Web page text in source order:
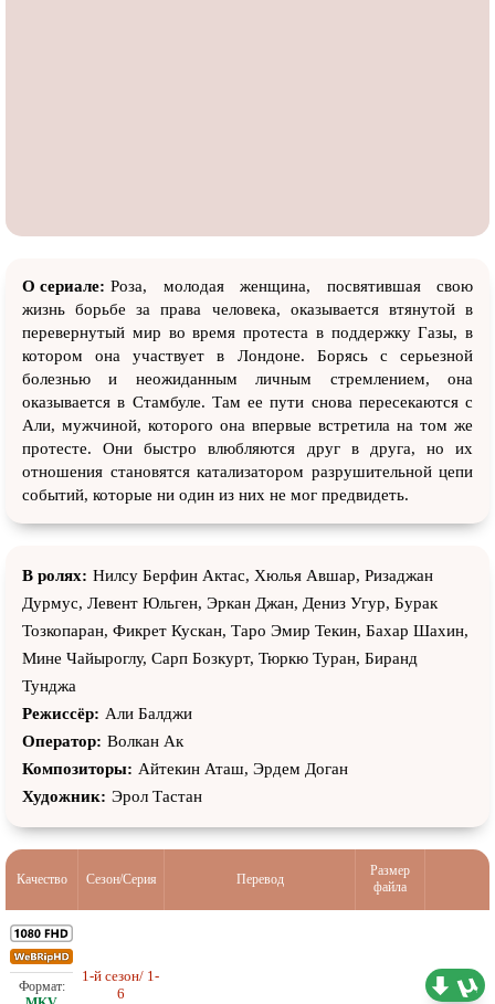
О сериале: Роза, молодая женщина, посвятившая свою
жизнь борьбе за права человека, оказывается втянутой в
перевернутый мир во время протеста в поддержку Газы, в
котором она участвует в Лондоне. Борясь с серьезной
болезнью и неожиданным личным стремлением, она
оказывается в Стамбуле. Там ее пути снова пересекаются с
Али, мужчиной, которого она впервые встретила на том же
протесте. Они быстро влюбляются друг в друга, но их
отношения становятся катализатором разрушительной цепи
событий, которые ни один из них не мог предвидеть.
В ролях: Нилсу Берфин Актас, Хюлья Авшар, Ризаджан
Дурмус, Левент Юльген, Эркан Джан, Дениз Угур, Бурак
Тозкопаран, Фикрет Кускан, Таро Эмир Текин, Бахар Шахин,
Мине Чайыроглу, Сарп Бозкурт, Тюркю Туран, Биранд
Тунджа
Режиссёр: Али Балджи
Оператор: Волкан Ак
Композиторы: Айтекин Аташ, Эрдем Доган
Художник: Эрол Тастан
Качество Сезон/Серия Перевод
Размер
файла
1-й сезон/ 1-
6